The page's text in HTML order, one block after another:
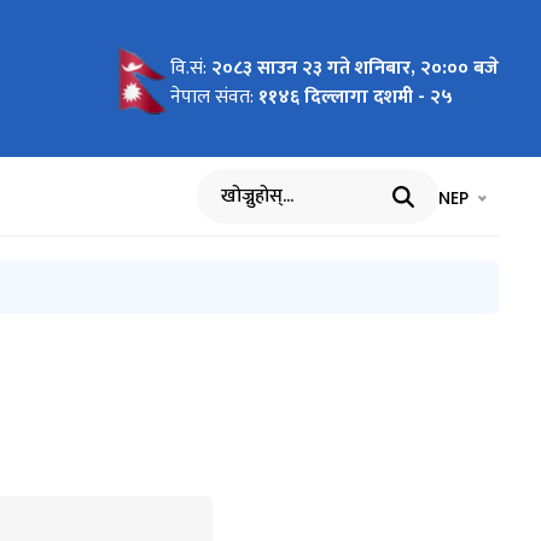
वि.सं: २०८३ साउन २३ गते शनिबार, २०:०० बजे
नेपाल संवत: ११४६ दिल्लागा दशमी - २५
खोज्नुहोस् भाषा चयन
NEP